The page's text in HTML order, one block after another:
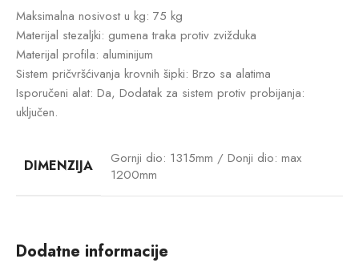
Maksimalna nosivost u kg: 75 kg
Materijal stezaljki: gumena traka protiv zvižduka
Materijal profila: aluminijum
Sistem pričvršćivanja krovnih šipki: Brzo sa alatima
Isporučeni alat: Da, Dodatak za sistem protiv probijanja:
uključen.
DIMENZIJA
Gornji dio: 1315mm / Donji dio: max
1200mm
Dodatne informacije